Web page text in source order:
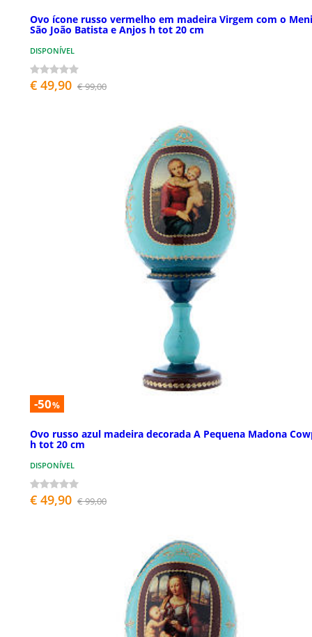
Ovo ícone russo vermelho em madeira Virgem com o
São João Batista e Anjos h tot 20 cm
DISPONÍVEL
€ 49,90 € 99,00
-50%
Ovo russo azul madeira decorada A Pequena Madona
h tot 20 cm
DISPONÍVEL
€ 49,90 € 99,00